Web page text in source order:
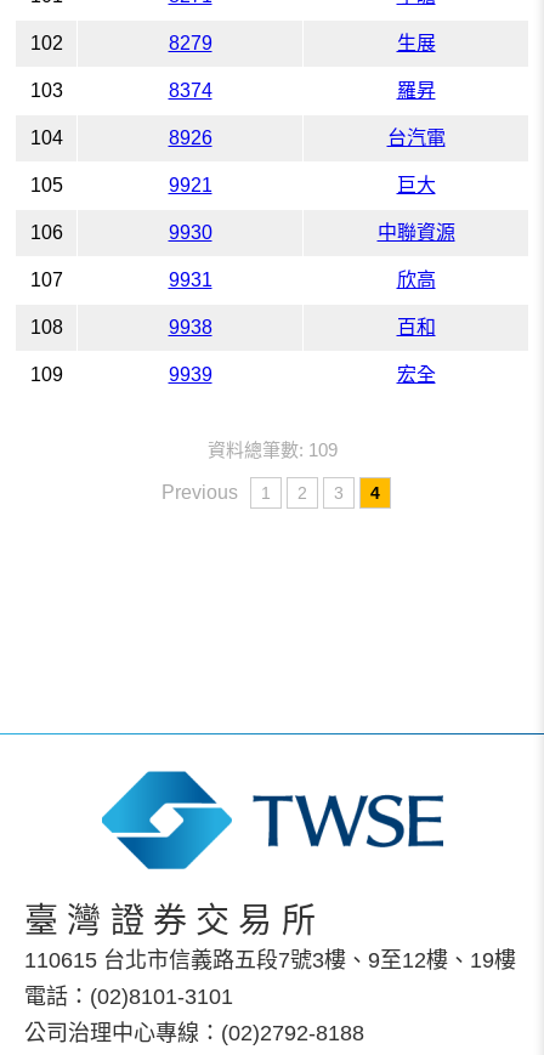
102 8279 生展
103 8374 羅昇
104 8926 台汽電
105 9921 巨大
106 9930 中聯資源
107 9931 欣高
108 9938 百和
109 9939 宏全
資料總筆數: 109
Previous 1 2 3 4
臺灣證券交易所
110615 台北市信義路五段7號3樓、9至12樓、19樓
電話：(02)8101-3101
公司治理中心專線：(02)2792-8188